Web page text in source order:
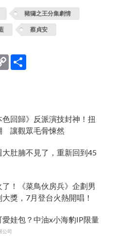
豬玀之王分集劇情
蔡貞安
Copy
Link
回歸》反派演技封神！扭
讓觀眾毛骨悚然
肚腩不見了，重新回到45
了！《菜鳥伙房兵》企劃男
獎，7月登台火熱開唱！
娃包？中油x小海豹IP限量
公司